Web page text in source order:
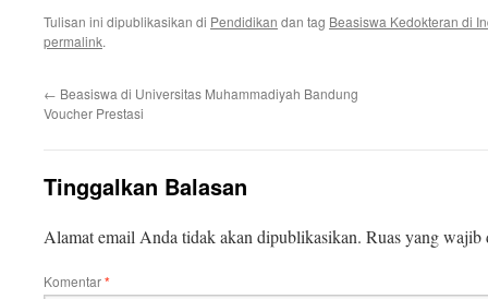
Tulisan ini dipublikasikan di Pendidikan dan tag Beasiswa Kedokteran di
permalink.
← Beasiswa di Universitas Muhammadiyah Bandung
Voucher Prestasi
Tinggalkan Balasan
Alamat email Anda tidak akan dipublikasikan. Ruas yang
Komentar*